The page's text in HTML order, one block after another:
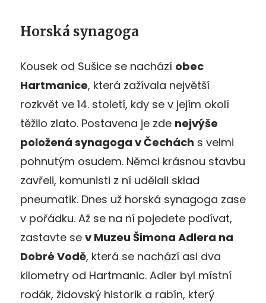
Horská synagoga
Kousek od Sušice se nachází obec
Hartmanice, která zažívala největší
rozkvět ve 14. století, kdy se v jejím okolí
těžilo zlato. Postavena je zde nejvýše
položená synagoga v Čechách s velmi
pohnutým osudem. Němci krásnou stavbu
zavřeli, komunisti z ní udělali sklad
pneumatik. Dnes už horská synagoga zase
v pořádku. Až se na ní pojedete podívat,
zastavte se v Muzeu Šimona Adlera na
Dobré Vodě, která se nachází asi dva
kilometry od Hartmanic. Adler byl místní
rodák, židovský historik a rabín, který